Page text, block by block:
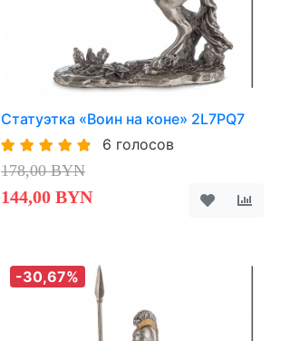
Статуэтка «Воин на коне» 2L7PQ7
6 голосов
178,00 BYN
144,00 BYN
-30,67%